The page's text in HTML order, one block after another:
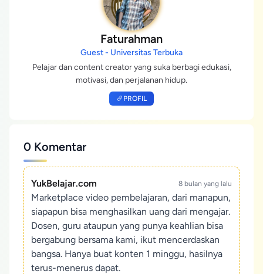
Faturahman
Guest - Universitas Terbuka
Pelajar dan content creator yang suka berbagi edukasi,
motivasi, dan perjalanan hidup.
PROFIL
0 Komentar
YukBelajar.com 8 bulan yang lalu
Marketplace video pembelajaran, dari manapun,
siapapun bisa menghasilkan uang dari mengajar.
Dosen, guru ataupun yang punya keahlian bisa
bergabung bersama kami, ikut mencerdaskan
bangsa. Hanya buat konten 1 minggu, hasilnya
terus-menerus dapat.